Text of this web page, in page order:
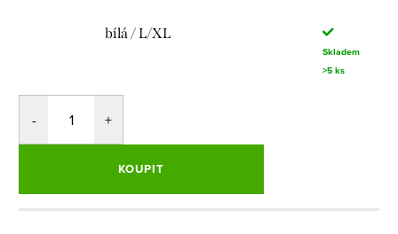
bílá / L/XL
Skladem
>5 ks
KOUPIT